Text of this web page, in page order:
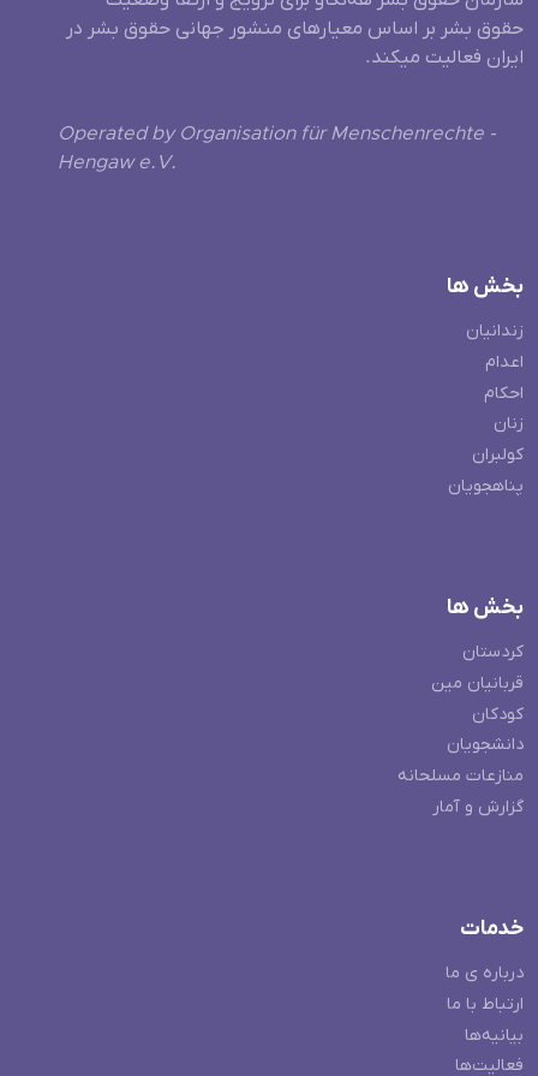
حقوق بشر بر اساس معیارهای منشور جهانی حقوق بشر در
ایران فعالیت میکند.
Operated by Organisation für Menschenrechte -
Hengaw e.V.
بخش ها
زندانیان
اعدام
احکام
زنان
کولبران
پناهجویان
بخش ها
کردستان
قربانیان مین
کودکان
دانشجویان
منازعات مسلحانه
گزارش و آمار
خدمات
درباره ی ما
ارتباط با ما
بیانیه‌ها
فعالیت‌ها